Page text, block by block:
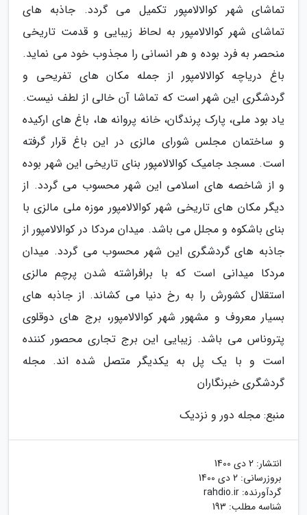
تماشای شهر کوالالامپور تکمیل می گردد. جاذبه های
تماشای شهر کوالالامپور به لحاظ زیبایی و قدمت تاریخی
منحصر به فرد بوده و هر انسانی را مجذوب خود می نماید.
باغ دریاچه کوالالامپور از جمله مکان های تفریحی و
گردشگری این شهر است که تماشا آن خالی از لطف نیست.
یاد بود ملی، پارک پرندگان، خانه پروانه ها، باغ های ارکیده
و ساختمان مجلس شورای مالزی در این باغ قرار گرفته
است. مسجد جامیک کوالالامپور بنای تاریخی این شهر بوده
و از شاخصه های اسلامی این شهر محسوب می گردد. از
دیگر مکان های تاریخی شهر کوالالامپور موزه ملی مالزی با
بنای باشکوه و مجلل می باشد. میدان مردکا در کوالالامپور از
جاذبه های گردشگری این شهر محسوب می گردد. میدان
مردکا میدانی است که با برافراشته شدن پرچم مالزی
استقلال کشورش را به رخ دنیا می کشاند. از جاذبه های
بسیار معروف و مشهور شهر کوالالامپور، برج های دوقلوی
پتروناس می باشد. زیبایی این برج تجاری محصور کننده
است و با یک پل به یکدیگر متصل شده اند. مجله
گردشگری خبرنگاران
منبع: مجله دور و نزدیک
انتشار: 2 دی 1400
بروزرسانی: 2 دی 1400
گردآورنده: rahdio.ir
شناسه مطلب: 193